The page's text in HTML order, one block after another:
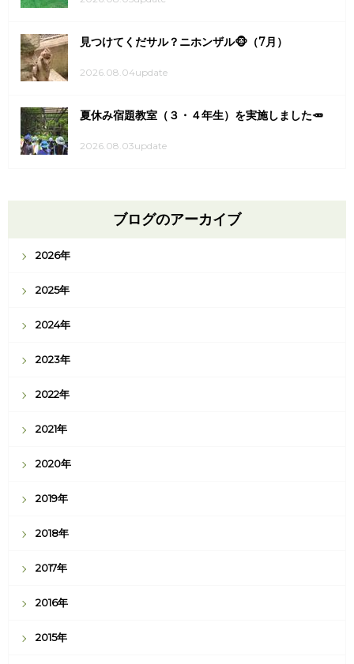
見つけてくだサル？ニホンザル🐵（7月）
2026.08.04update
夏休み宿題教室（３・４年生）を実施しました🥕
2026.08.03update
ブログのアーカイブ
2026年
2025年
2024年
2023年
2022年
2021年
2020年
2019年
2018年
2017年
2016年
2015年